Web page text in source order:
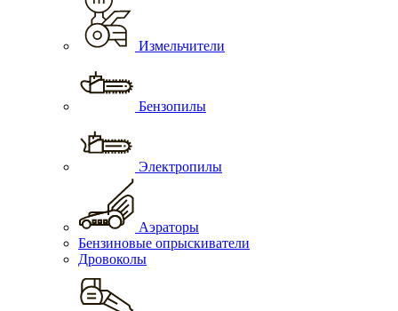
Измельчители
Бензопилы
Электропилы
Аэраторы
Бензиновые опрыскиватели
Дровоколы